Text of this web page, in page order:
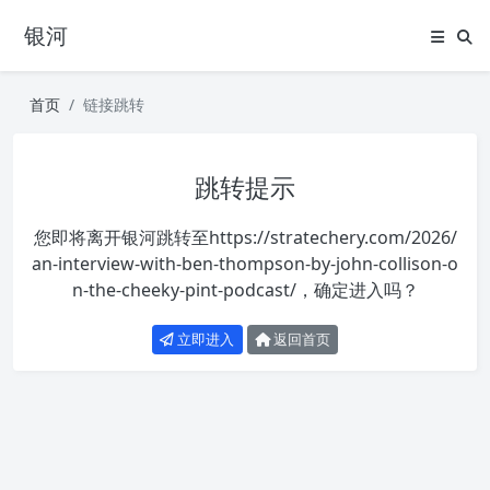
银河
首页 链接跳转
跳转提示
您即将离开银河跳转至https://stratechery.com/2026/
an-interview-with-ben-thompson-by-john-collison-o
n-the-cheeky-pint-podcast/，确定进入吗？
立即进入 返回首页